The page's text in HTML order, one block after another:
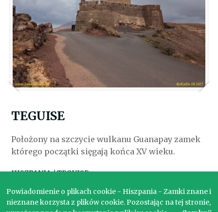
TEGUISE
Położony na szczycie wulkanu Guanapay zamek
którego początki sięgają końca XV wieku.
HISZPANIA / TEGUISE
Powiadomienie o plikach cookie - Hiszpania - Zamki znane i
nieznane korzysta z plików cookie. Pozostając na tej stronie,